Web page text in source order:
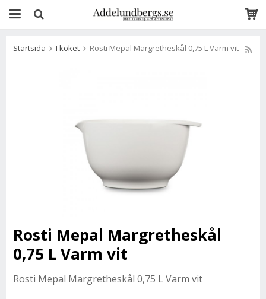
Startsida I köket Rosti Mepal Margretheskål 0,75 L Varm vit
Rosti Mepal Margretheskål
0,75 L Varm vit
Rosti Mepal Margretheskål 0,75 L Varm vit